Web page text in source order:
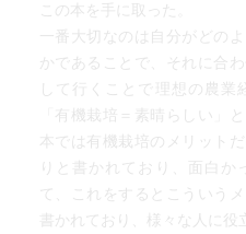
この本を手に取った。
一番大切なのは自分がどの
かであることで、それに合
して行くことで理想の農業
「有機栽培＝素晴らしい」
本では有機栽培のメリット
りと書かれており、面白か
て、これをするとこういう
書かれており、様々な人に役